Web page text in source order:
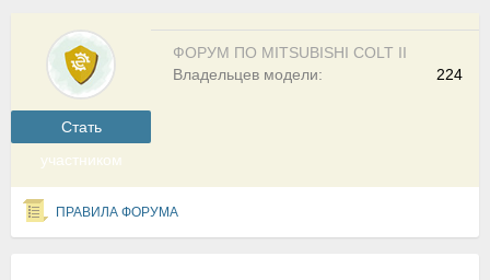
Cтать
участником
ФОРУМ ПО MITSUBISHI COLT II
224
Владельцев модели:
ПРАВИЛА ФОРУМА